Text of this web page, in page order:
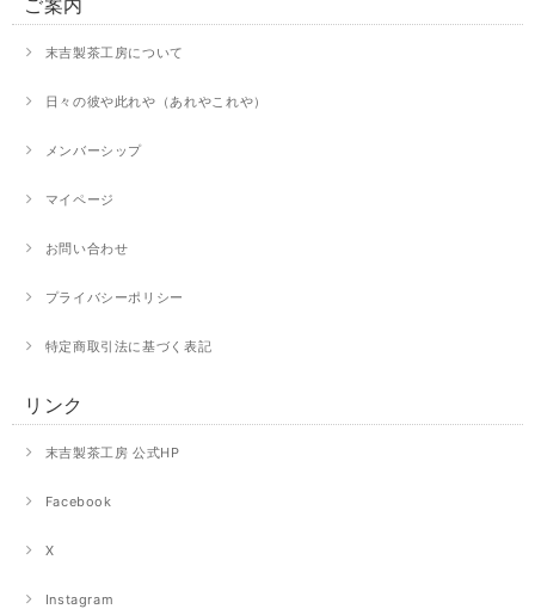
末吉製茶工房について
日々の彼や此れや（あれやこれや）
メンバーシップ
マイページ
お問い合わせ
プライバシーポリシー
特定商取引法に基づく表記
リンク
末吉製茶工房 公式HP
Facebook
X
Instagram